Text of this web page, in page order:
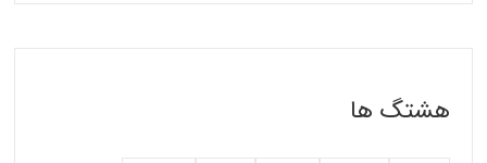
هشتگ ها